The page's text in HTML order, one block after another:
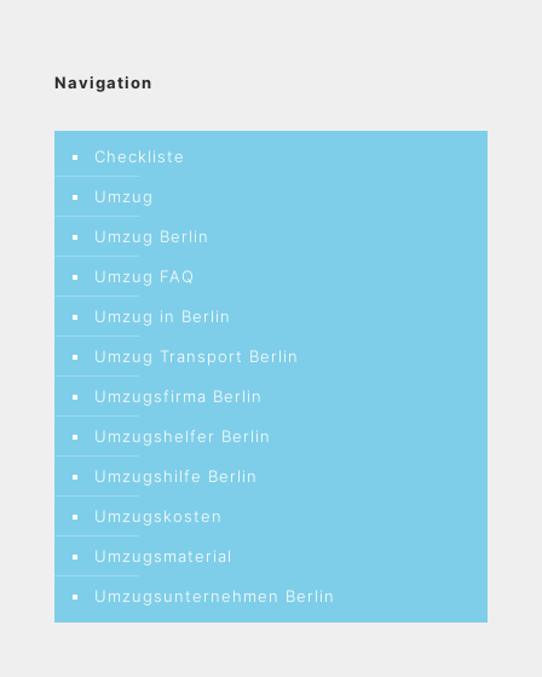
Navigation
Checkliste
Umzug
Umzug Berlin
Umzug FAQ
Umzug in Berlin
Umzug Transport Berlin
Umzugsfirma Berlin
Umzugshelfer Berlin
Umzugshilfe Berlin
Umzugskosten
Umzugsmaterial
Umzugsunternehmen Berlin